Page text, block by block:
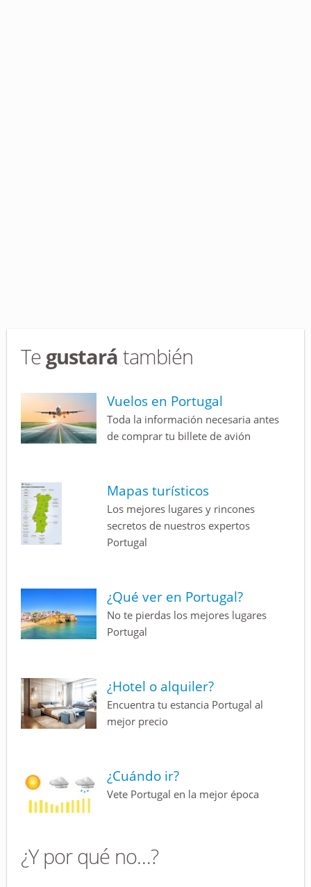
Te gustará también
Vuelos en Portugal
Toda la información necesaria antes
de comprar tu billete de avión
Mapas turísticos
Los mejores lugares y rincones
secretos de nuestros expertos
Portugal
¿Qué ver en Portugal?
No te pierdas los mejores lugares
Portugal
¿Hotel o alquiler?
Encuentra tu estancia Portugal al
mejor precio
¿Cuándo ir?
Vete Portugal en la mejor época
¿Y por qué no…?